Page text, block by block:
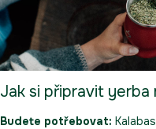
Jak si připravit yerba
Budete potřebovat: